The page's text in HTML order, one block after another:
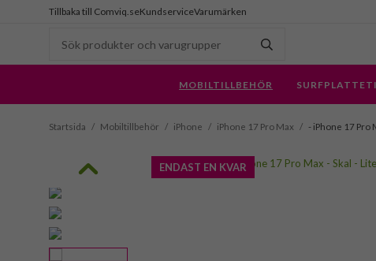
Tillbaka till Comviq.seKundserviceVarumärken
MOBILTILLBEHÖR
Startsida / Mobiltillbehör / iPhone / iPhone 17 Pro Max / - iPhone 17 Pro
ENDAST EN KVAR